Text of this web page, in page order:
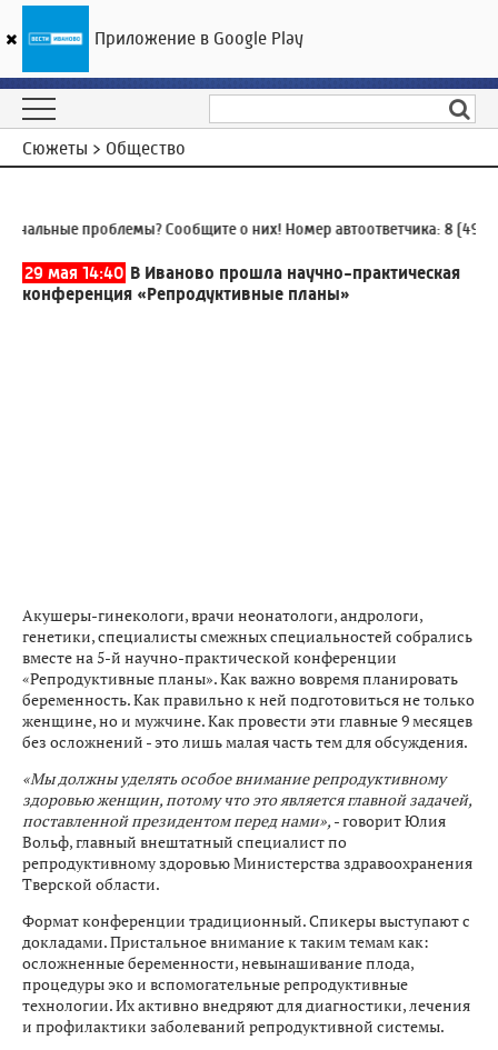
ГТРК «Ивтелерадио»
Сюжеты > Общество
проблемы? Сообщите о них! Номер автоответчика:8 (4932)
29 мая 14:40 В Иваново прошла научно-практическая
конференция «Репродуктивные планы»
Акушеры-гинекологи, врачи неонатологи, андрологи,
генетики, специалисты смежных специальностей собрались
вместе на 5-й научно-практической конференции
«Репродуктивные планы». Как важно вовремя планировать
беременность. Как правильно к ней подготовиться не только
женщине, но и мужчине. Как провести эти главные 9 месяцев
без осложнений - это лишь малая часть тем для обсуждения.
«Мы должны уделять особое внимание репродуктивному
здоровью женщин, потому что это является главной задачей,
поставленной президентом перед нами», - говорит Юлия
Вольф, главный внештатный специалист по
репродуктивному здоровью Министерства здравоохранения
Тверской области.
Формат конференции традиционный. Спикеры выступают с
докладами. Пристальное внимание к таким темам как:
осложненные беременности, невынашивание плода,
процедуры эко и вспомогательные репродуктивные
технологии. Их активно внедряют для диагностики, лечения
и профилактики заболеваний репродуктивной системы.
Приложение в Google Play